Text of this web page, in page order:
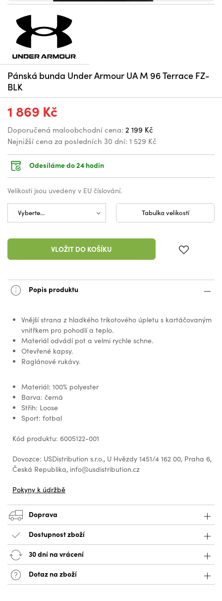
Pánská bunda Under Armour UA M 96 Terrace FZ-
BLK
1 869 Kč
Doporučená maloobchodní cena: 2 199 Kč
Nejnižší cena za posledních 30 dní: 1 529 Kč
Odesíláme do 24 hodin
Velikosti jsou uvedeny v EU číslování.
Tabulka velikostí
VLOŽIT DO KOŠÍKU
Popis produktu
Vnější strana z hladkého trikotového úpletu s kartáčovaným
vnitřkem pro pohodlí a teplo.
Materiál odvádí pot a velmi rychle schne.
Otevřené kapsy.
Raglánové rukávy.
Materiál: 100% polyester
Barva: černá
Střih: Loose
Sport: fotbal
Kód produktu: 6005122-001
Dovozce: USDistribution s.r.o., U Hvězdy 1451/4 162 00, Praha 6,
Česká Republika, info@usdistribution.cz
Pokyny k údržbě
Doprava
Dostupnost zboží
30 dní na vrácení
Dotaz na zboží